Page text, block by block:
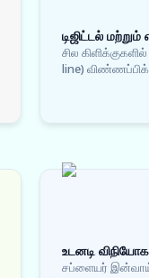
டிஜிட்டல்
சில
line)
உடனடி
சப்ளையர்